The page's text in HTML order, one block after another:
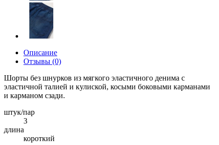
Описание
Отзывы (0)
Шорты без шнурков из мягкого эластичного денима с
эластичной талией и кулиской, косыми боковыми карманами
и карманом сзади.
штук/пар
3
длина
короткий